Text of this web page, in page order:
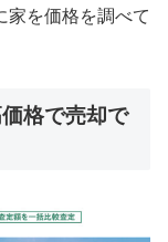
家を価格を調べて
格で売却で